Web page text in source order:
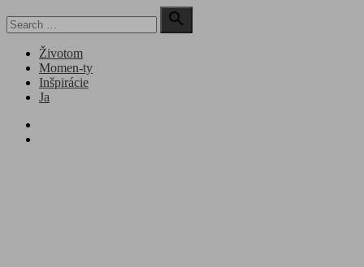
to
for:

Search
Životom
Momen-ty
Inšpirácie
Ja